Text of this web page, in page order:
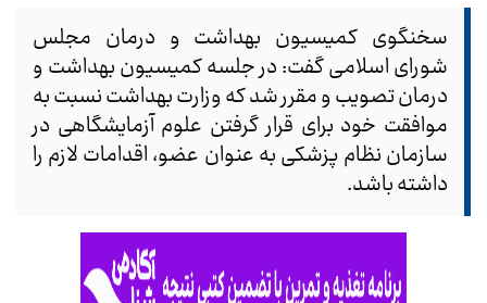
سخنگوی کمیسیون بهداشت و درمان مجلس
شورای اسلامی گفت: در جلسه کمیسیون بهداشت و
درمان تصویب و مقرر شد که وزارت بهداشت نسبت به
موافقت خود برای قرار گرفتن علوم آزمایشگاهی در
سازمان نظام پزشکی به عنوان عضو، اقدامات لازم را
داشته باشد.